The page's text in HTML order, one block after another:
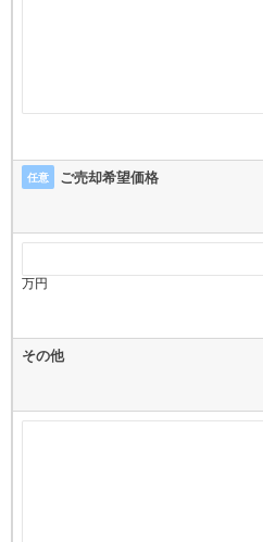
任意 ご売却希望価格
万円
その他